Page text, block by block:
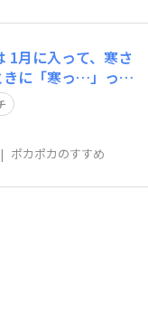
1月に入って、寒さ
きに「寒っ…」って
が冷えてるな」
い〝肩甲骨まわ
るぐる回した
| ポカポカのすすめ